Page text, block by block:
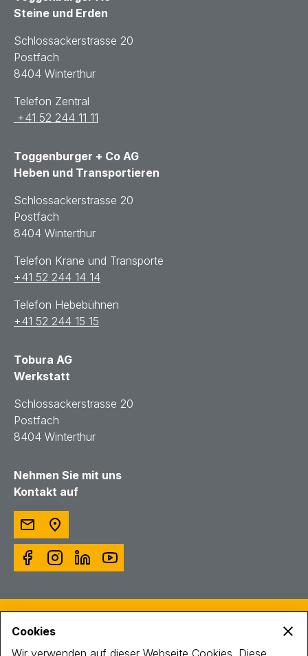
Steine und Erden
Schlossackerstrasse 20
Postfach
8404 Winterthur
Telefon Zentral
+41 52 244 11 11
Toggenburger + Co AG
Heben und Transportieren
Schlossackerstrasse 20
Postfach
8404 Winterthur
Telefon Krane und Transporte
+41 52 244 14 14
Telefon Hebebühnen
+41 52 244 15 15
Tobura AG
Werkstatt
Schlossackerstrasse 20
Postfach
8404 Winterthur
Nehmen Sie mit uns
Kontakt auf
Intranet
Cookies
Wir verwenden auf dieser Webseite Cookies. Diese